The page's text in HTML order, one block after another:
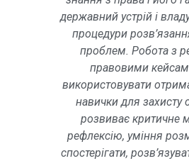
державний устрій і
процедури
проблем. Робота з
правовими
використовувати
навички для захисту
розвиває критичне
рефлексію, уміння
спостерігати,